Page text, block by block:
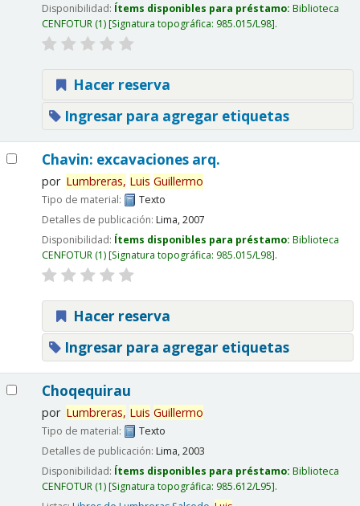
Disponibilidad: Ítems disponibles para préstamo: Biblioteca
CENFOTUR(1) Signatura topográfica: 985.015/L98 .
Hacer reserva
Ingresar para agregar etiquetas
Chavin: excavaciones arq.
por Lumbreras, Luis Guillermo
Tipo de material:
Texto
Detalles de publicación: Lima,2007
Disponibilidad: Ítems disponibles para préstamo: Biblioteca
CENFOTUR(1) Signatura topográfica: 985.015/L98 .
Hacer reserva
Ingresar para agregar etiquetas
Choqequirau
por Lumbreras, Luis Guillermo
Tipo de material:
Texto
Detalles de publicación: Lima,2003
Disponibilidad: Ítems disponibles para préstamo: Biblioteca
CENFOTUR(1) Signatura topográfica: 985.612/L95 .